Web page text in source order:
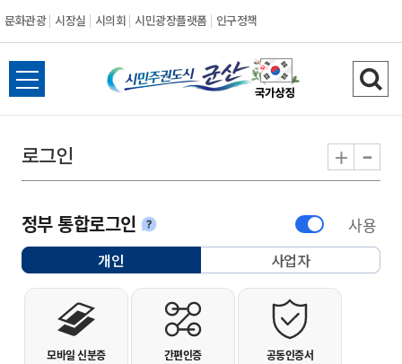
문화관광 시장실 시의회 시민광장플랫폼 인구정책
시민주권도시 군
전체메뉴 열기 검
로그인 + -
정부 통합로그인안내 사용
개인선택됨 사업자
개인사용자 로그인
모바일 신분증 간편인증 공동인증서